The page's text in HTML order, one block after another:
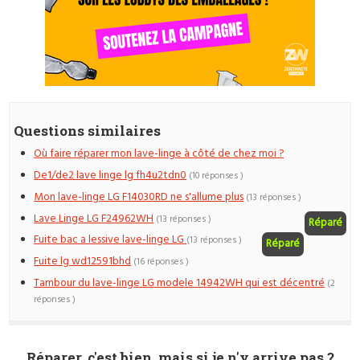
Questions similaires
Où faire réparer mon lave-linge à côté de chez moi ?
De1/de2 lave linge lg fh4u2tdn0 (10 réponses )
Mon lave-linge LG F14030RD ne s'allume plus (13 réponses )
Lave Linge LG F24962WH Réparé
(13 réponses )
Fuite bac a lessive lave-linge LG Réparé
(13 réponses )
Fuite lg wd12591bhd (16 réponses )
Tambour du lave-linge LG modele 14942WH qui est décentré (2
réponses )